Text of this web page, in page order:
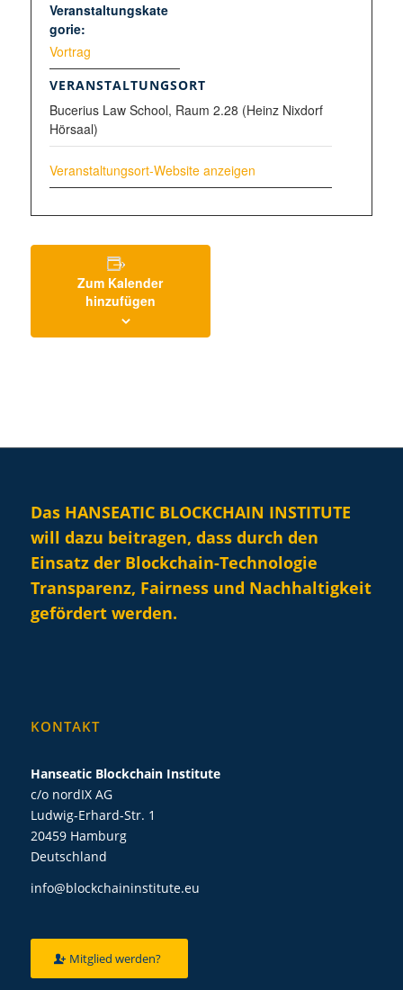
Veranstaltungskate
gorie:
Vortrag
VERANSTALTUNGSORT
Bucerius Law School, Raum 2.28 (Heinz Nixdorf
Hörsaal)
Veranstaltungsort-Website anzeigen
Zum Kalender
hinzufügen
Das HANSEATIC BLOCKCHAIN INSTITUTE
will dazu beitragen, dass durch den
Einsatz der Blockchain-Technologie
Transparenz, Fairness und Nachhaltigkeit
gefördert werden.
KONTAKT
Hanseatic Blockchain Institute
c/o nordIX AG
Ludwig-Erhard-Str. 1
20459 Hamburg
Deutschland
info@blockchaininstitute.eu
Mitglied werden?